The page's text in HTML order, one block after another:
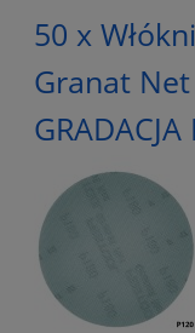
50 x
Granat